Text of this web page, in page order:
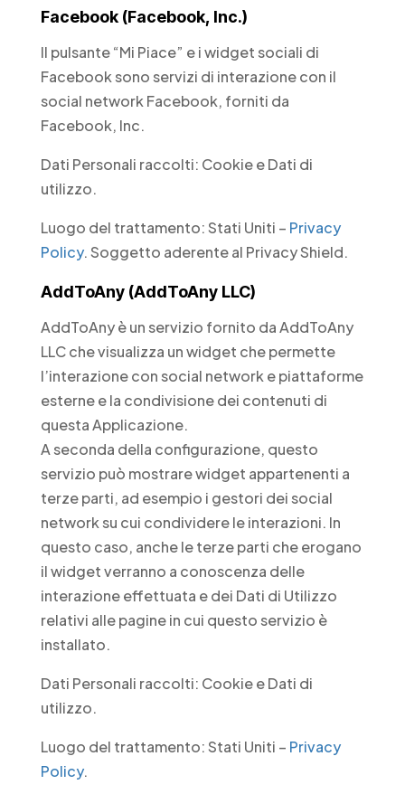
Facebook (Facebook, Inc.)
Il pulsante “Mi Piace” e i widget sociali di
Facebook sono servizi di interazione con il
social network Facebook, forniti da
Facebook, Inc.
Dati Personali raccolti: Cookie e Dati di
utilizzo.
Luogo del trattamento: Stati Uniti – Privacy
Policy. Soggetto aderente al Privacy Shield.
AddToAny (AddToAny LLC)
AddToAny è un servizio fornito da AddToAny
LLC che visualizza un widget che permette
l’interazione con social network e piattaforme
esterne e la condivisione dei contenuti di
questa Applicazione.
A seconda della configurazione, questo
servizio può mostrare widget appartenenti a
terze parti, ad esempio i gestori dei social
network su cui condividere le interazioni. In
questo caso, anche le terze parti che erogano
il widget verranno a conoscenza delle
interazione effettuata e dei Dati di Utilizzo
relativi alle pagine in cui questo servizio è
installato.
Dati Personali raccolti: Cookie e Dati di
utilizzo.
Luogo del trattamento: Stati Uniti – Privacy
Policy.